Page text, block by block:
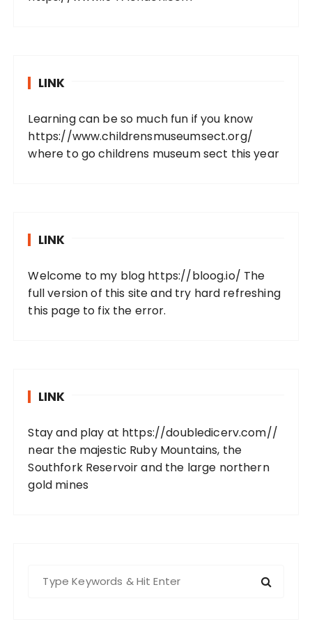
LINK
Learning can be so much fun if you know
https://www.childrensmuseumsect.org/
where to go childrens museum sect this year
LINK
Welcome to my blog https://bloog.io/ The
full version of this site and try hard refreshing
this page to fix the error.
LINK
Stay and play at https://doubledicerv.com//
near the majestic Ruby Mountains, the
Southfork Reservoir and the large northern
gold mines